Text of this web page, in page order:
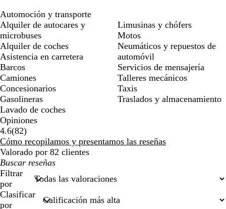
Automoción y transporte
Alquiler de autocares y
microbuses
Alquiler de coches
Asistencia en carretera
Barcos
Camiones
Concesionarios
Gasolineras
Lavado de coches
Limusinas y chófers
Motos
Neumáticos y repuestos de
automóvil
Servicios de mensajería
Talleres mecánicos
Taxis
Traslados y almacenamiento
Opiniones
4.6(8282
reseñas
)
Cómo recopilamos y presentamos las reseñas
Valorado por 82 clientes
Mis
búsquedas
Filtrar
por
Clasificar
por